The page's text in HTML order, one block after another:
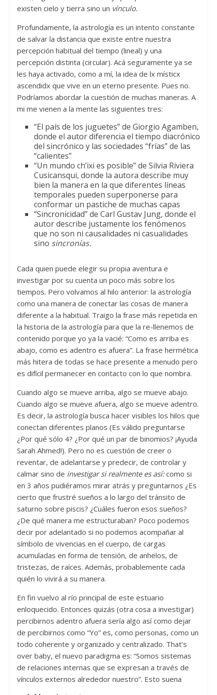
existen cielo y tierra sino un vínculo.
Profundamente, la astrología es un intento constante
de salvar la distancia que existe entre nuestra
percepción habitual del tiempo (lineal) y una
percepción distinta (circular). Acá seguramente ya se
les haya activado, como a mí, la idea de lx místicx
ascendidx que vive en un eterno presente. Pues no.
Podríamos abordar la cuestión de muchas maneras. A
mi me vienen a la mente las siguientes tres:
“El país de los juguetes” de Giorgio Agamben,
donde el autor diferencia el tiempo diacrónico
del sincrónico y las sociedades “frías” de las
“calientes”
“Un mundo ch’ixi es posible” de Silvia Riviera
Cusicansqui, donde la autora describe muy
bien la manera en la que diferentes líneas
temporales pueden superponerse para
conformar un pastiche de muchas capas
“Sincronicidad” de Carl Gustav Jung, donde el
autor describe justamente los fenómenos
que no son ni causalidades ni casualidades
sino sincronías.
Cada quien puede elegir su propia aventura e
investigar por su cuenta un poco más sobre los
tiempos. Pero volvamos al hilo anterior: la astrología
como una manera de conectar las cosas de manera
diferente a la habitual. Traigo la frase más repetida en
la historia de la astrología para que la re-llenemos de
contenido porque yo ya la vacié: “Como es arriba es
abajo, como es adentro es afuera”. La frase hermética
más hitera de todas se hace presente a menudo pero
es difícil permanecer en contacto con lo que nombra.
Cuando algo se mueve arriba, algo se mueve abajo.
Cuando algo se mueve afuera, algo se mueve adentro.
Es decir, la astrología busca hacer visibles los hilos que
conectan diferentes planos (Es válido preguntarse
¿Por qué sólo 4? ¿Por qué un par de binomios? ¡Ayuda
Sarah Ahmed!). Pero no es cuestión de creer o
reventar, de adelantarse y predecir, de controlar y
calmar sino de investigar si realmente es así:como si
en 3 años pudiéramos mirar atrás y preguntarnos ¿Es
cierto que frustré sueños a lo largo del tránsito de
saturno sobre piscis? ¿Cuáles fueron esos sueños?
¿De qué manera me estructuraban? Poco podemos
decir por adelantado si no podemos acompañar al
símbolo de vivencias en el cuerpo, de cargas
acumuladas en forma de tensión, de anhelos, de
tristezas, de raíces. Además, probablemente cada
quién lo vivirá a su manera.
En fin vuelvo al río principal de este estuario
enloquecido. Entonces quizás (otra cosa a investigar)
percibirnos adentro afuera sería algo así como dejar
de percibirnos como “Yo” es, como personas, como un
todo coherente y organizado y centralizado. That’s
over baby, el nuevo paradigma es: “Somos sistemas
de relaciones internas que se expresan a través de
vínculos externos alrededor nuestro”. Esto suena